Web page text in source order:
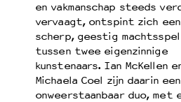
en vakmanschap steeds
vervaagt, ontspint zich een
scherp, geestig machtsspel
tussen twee eigenzinnige
kunstenaars. Ian McKellen
Michaela Coel zijn daarin een
onweerstaanbaar duo, met